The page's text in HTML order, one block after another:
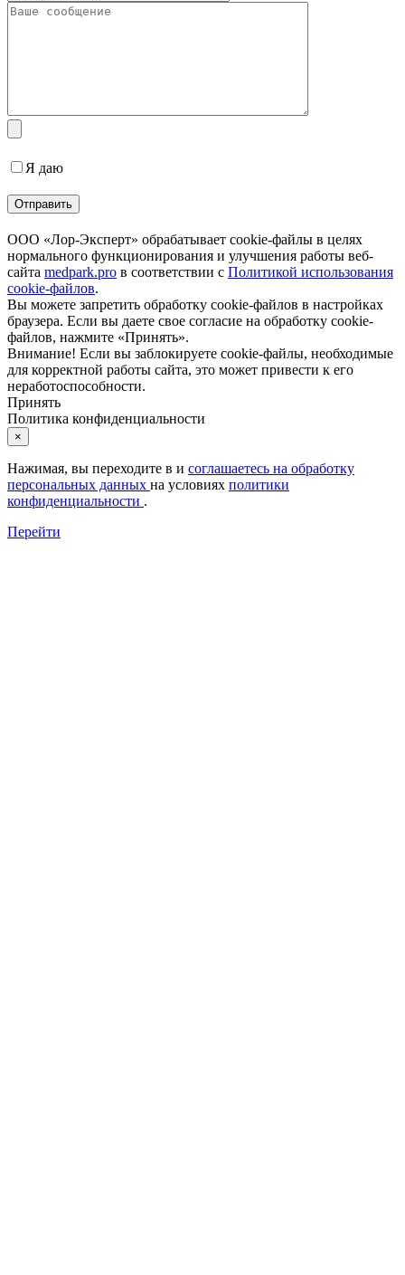
Я даю
ООО «Лор-Эксперт» обрабатывает cookie-файлы в целях
нормального функционирования и улучшения работы веб-
сайта medpark.pro в соответствии с Политикой использования
cookie-файлов.
Вы можете запретить обработку cookie-файлов в настройках
браузера. Если вы даете свое согласие на обработку cookie-
файлов, нажмите «Принять».
Внимание! Если вы заблокируете cookie-файлы, необходимые
для корректной работы сайта, это может привести к его
неработоспособности.
Принять
Политика конфиденциальности
×
Нажимая, вы переходите в и соглашаетесь на обработку
персональных данных на условиях политики
конфиденциальности .
Перейти